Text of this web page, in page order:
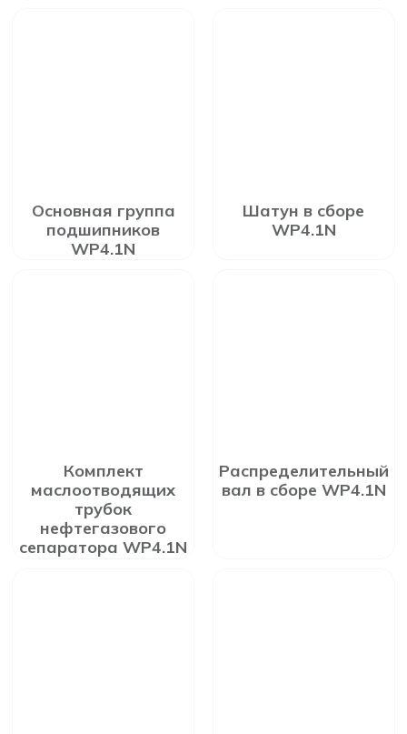
Основная группа
подшипников
WP4.1N
Шатун в сборе
WP4.1N
Комплект
маслоотводящих
трубок
нефтегазового
сепаратора WP4.1N
Распределительный
вал в сборе WP4.1N